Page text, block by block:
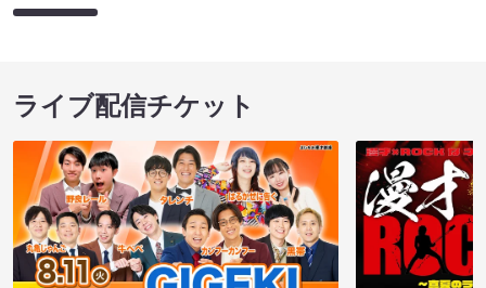
ライブ配信チケット